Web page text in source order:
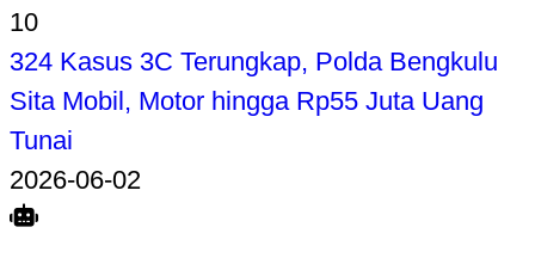
10
324 Kasus 3C Terungkap, Polda Bengkulu
Sita Mobil, Motor hingga Rp55 Juta Uang
Tunai
2026-06-02